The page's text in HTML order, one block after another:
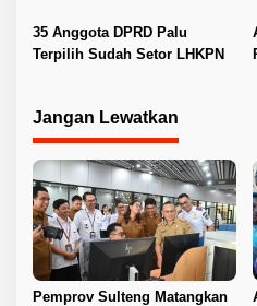
35 Anggota DPRD Palu
Terpilih Sudah Setor LHKPN
Jangan Lewatkan
Pemprov Sulteng Matangkan